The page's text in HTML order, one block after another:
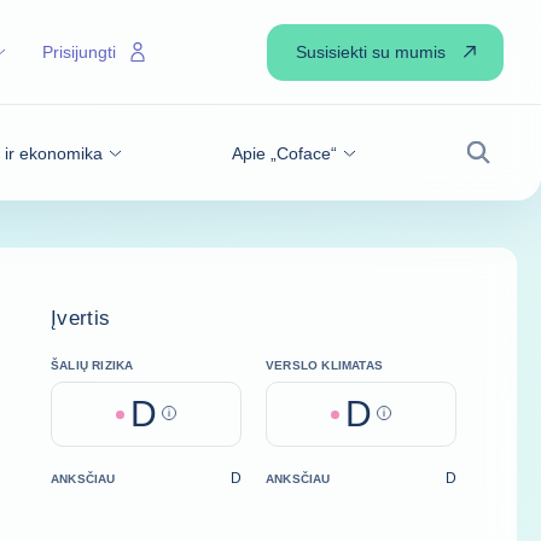
ir ekonomika Apie „Coface“
Paieška
Prisijungti Susisiekti su mumis
Įvertis
ŠALIŲ RIZIKA
D Help
VERSLO KLIMATAS
D Help
ANKSČIAU D ANKSČIAU D